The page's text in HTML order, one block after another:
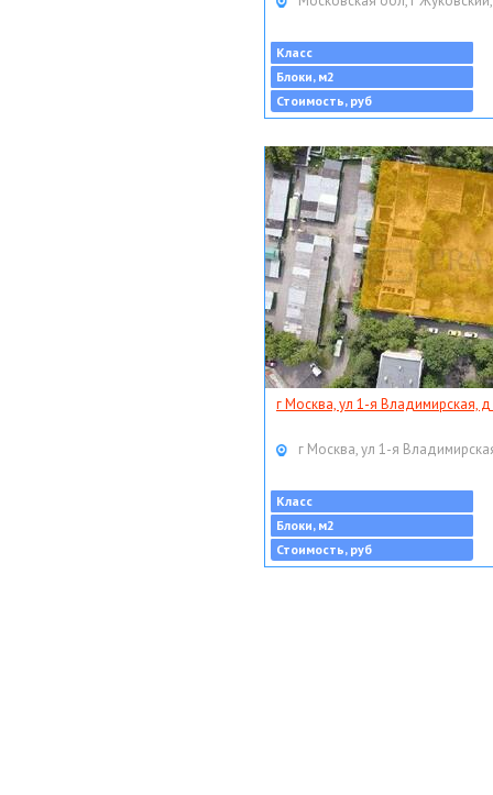
Класс
Блоки, м2
Стоимость, руб
г Москва, ул 1-я Владимирская, д
г Москва, ул 1-я
Класс
Блоки, м2
Стоимость, руб